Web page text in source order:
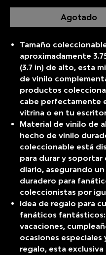
Agotado
Tamaño
aproximadamente
(3.7 in) de alto, esta
de vinilo
productos
cabe perfectamente
vitrina o en tu
Material de vinilo de
hecho de vinilo
coleccionable está
para durar y soportar
diario, asegurando
duradero para
coleccionistas por
Idea de regalo para
fanáticos
vacaciones,
ocasiones especiales
regalo, esta exclusiva